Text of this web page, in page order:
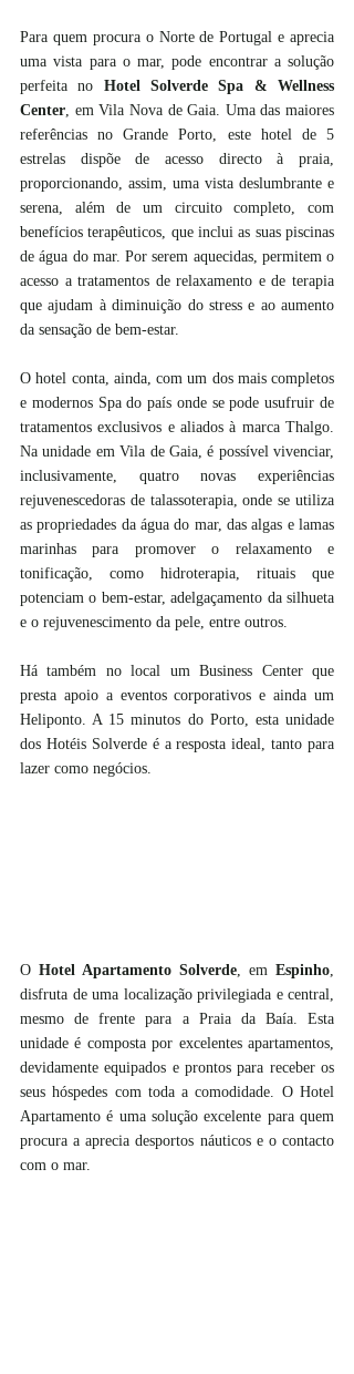
Para quem procura o Norte de Portugal e aprecia
uma vista para o mar, pode encontrar a solução
perfeita no Hotel Solverde Spa & Wellness
Center , em Vila Nova de Gaia. Uma das maiores
referências no Grande Porto, este hotel de 5
estrelas dispõe de acesso directo à praia,
proporcionando, assim, uma vista deslumbrante e
serena, além de um circuito completo, com
benefícios terapêuticos, que inclui as suas piscinas
de água do mar. Por serem aquecidas, permitem o
acesso a tratamentos de relaxamento e de terapia
que ajudam à diminuição do stress e ao aumento
da sensação de bem-estar.
O hotel conta, ainda, com um dos mais completos
e modernos Spa do país onde se pode usufruir de
tratamentos exclusivos e aliados à marca Thalgo.
Na unidade em Vila de Gaia, é possível vivenciar,
inclusivamente, quatro novas experiências
rejuvenescedoras de talassoterapia, onde se utiliza
as propriedades da água do mar, das algas e lamas
marinhas para promover o relaxamento e
tonificação, como hidroterapia, rituais que
potenciam o bem-estar, adelgaçamento da silhueta
e o rejuvenescimento da pele, entre outros.
Há também no local um Business Center que
presta apoio a eventos corporativos e ainda um
Heliponto. A 15 minutos do Porto, esta unidade
dos Hotéis Solverde é a resposta ideal, tanto para
lazer como negócios.
O Hotel Apartamento Solverde , em Espinho
disfruta de uma localização privilegiada e central,
mesmo de frente para a Praia da Baía. Esta
unidade é composta por excelentes apartamentos,
devidamente equipados e prontos para receber os
seus hóspedes com toda a comodidade. O Hotel
Apartamento é uma solução excelente para quem
procura a aprecia desportos náuticos e o contacto
com o mar.